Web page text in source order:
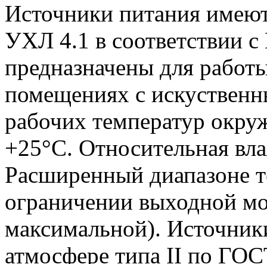
Источники питания
УХЛ 4.1 в соответствии
предназначены для
помещениях с
рабочих температур
+25°С. Относительная
Расширенный диапазоне
ограничении выходной
максимальной).
атмосфере типа II по